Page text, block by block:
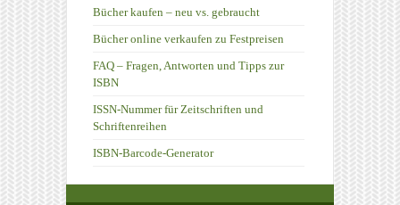
Bücher kaufen – neu vs. gebraucht
Bücher online verkaufen zu Festpreisen
FAQ – Fragen, Antworten und Tipps zur
ISBN
ISSN-Nummer für Zeitschriften und
Schriftenreihen
ISBN-Barcode-Generator